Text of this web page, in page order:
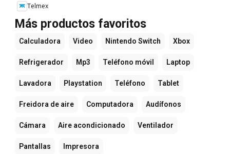
Telmex
Más productos favoritos
Calculadora Video Nintendo Switch Xbox
Refrigerador Mp3 Teléfono móvil Laptop
Lavadora Playstation Teléfono Tablet
Freidora de aire Computadora Audífonos
Cámara Aire acondicionado Ventilador
Pantallas Impresora